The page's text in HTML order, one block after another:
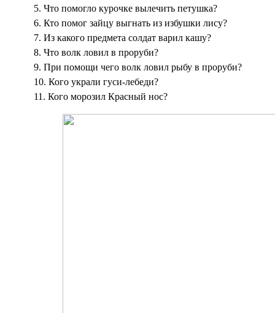
5. Что помогло курочке вылечить петушка?
6. Кто помог зайцу выгнать из избушки лису?
7. Из какого предмета солдат варил кашу?
8. Что волк ловил в проруби?
9. При помощи чего волк ловил рыбу в проруби?
10. Кого украли гуси-лебеди?
11. Кого морозил Красный нос?